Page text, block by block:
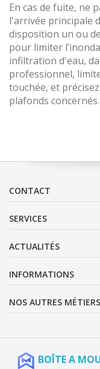
En cas de fuite, ne
l'arrivée principale
disposition un ou
pour limiter
infiltration d'eau,
professionnel,
touchée, et
plafonds concernés.
CONTACT
SERVICES
ACTUALITÉS
INFORMATIONS
NOS AUTRES MÉTIERS
BOÎTE A